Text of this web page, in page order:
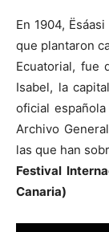
En 1904,
que plantaron
Ecuatorial, fue
Isabel, la
oficial
Archivo
las que han
Festival
Canaria)